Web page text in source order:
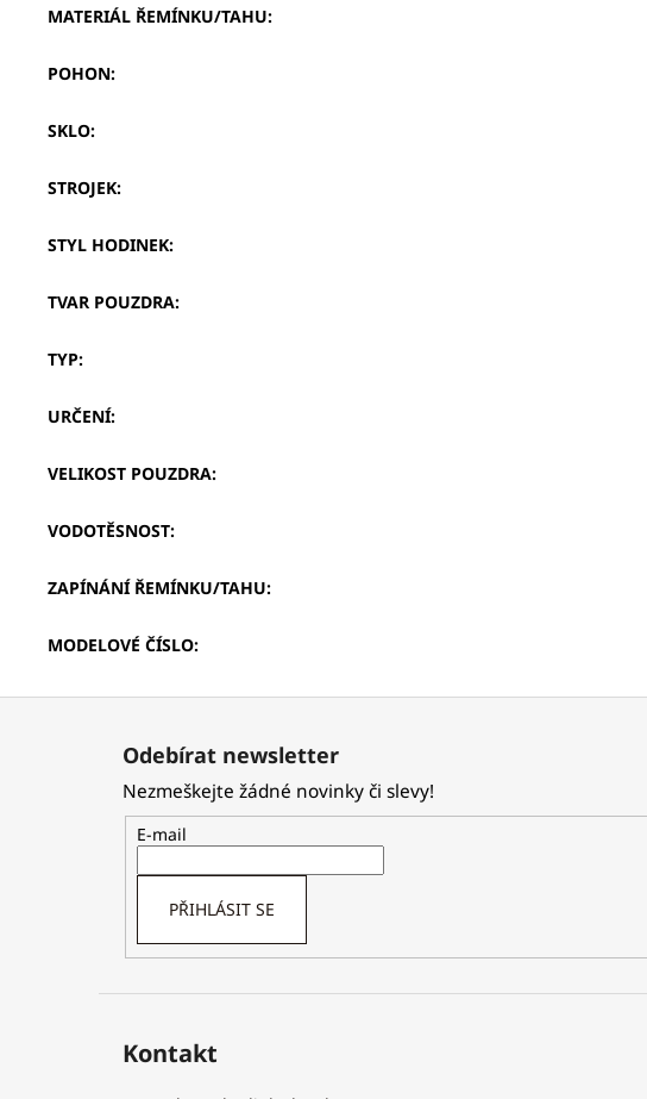
MATERIÁL ŘEMÍNKU/TAHU:
POHON:
SKLO:
STROJEK:
STYL HODINEK:
TVAR POUZDRA:
TYP:
URČENÍ:
VELIKOST POUZDRA:
VODOTĚSNOST:
ZAPÍNÁNÍ ŘEMÍNKU/TAHU:
MODELOVÉ ČÍSLO:
Odebírat newsletter
Nezmeškejte žádné novinky či slevy!
E-mail
PŘIHLÁSIT SE
Kontakt